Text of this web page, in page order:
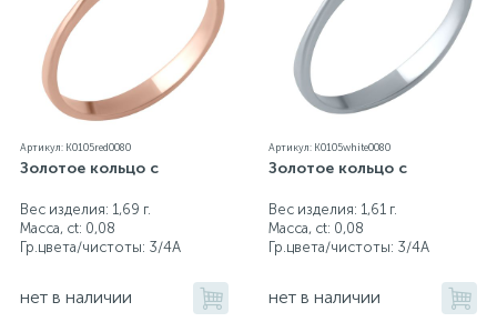
Артикул: K0105red0080
Золотое кольцо с
Вес изделия: 1,69 г.
Масса, ct: 0,08
Гр.цвета/чистоты: 3/4А
нет в наличии
Артикул: K0105white0080
Золотое кольцо с
Вес изделия: 1,61 г.
Масса, ct: 0,08
Гр.цвета/чистоты: 3/4А
нет в наличии